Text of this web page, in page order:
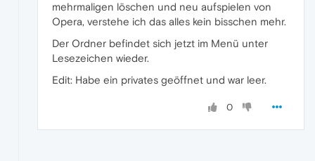
mehrmaligen löschen und neu aufspielen von
Opera, verstehe ich das alles kein bisschen mehr.
Der Ordner befindet sich jetzt im Menü unter
Lesezeichen wieder.
Edit: Habe ein privates geöffnet und war leer.
0